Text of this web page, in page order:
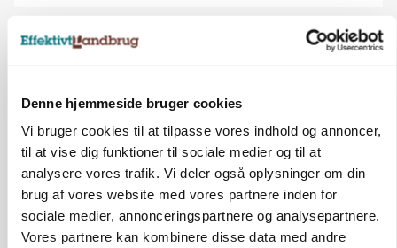
Denne hjemmeside bruger cookies
Vi bruger cookies til at tilpasse vores indhold og annoncer,
til at vise dig funktioner til sociale medier og til at
analysere vores trafik. Vi deler også oplysninger om din
brug af vores website med vores partnere inden for
sociale medier, annonceringspartnere og analysepartnere.
Vores partnere kan kombinere disse data med andre